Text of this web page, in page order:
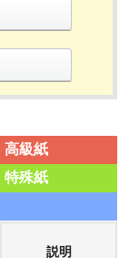
高級紙
特殊紙
説明